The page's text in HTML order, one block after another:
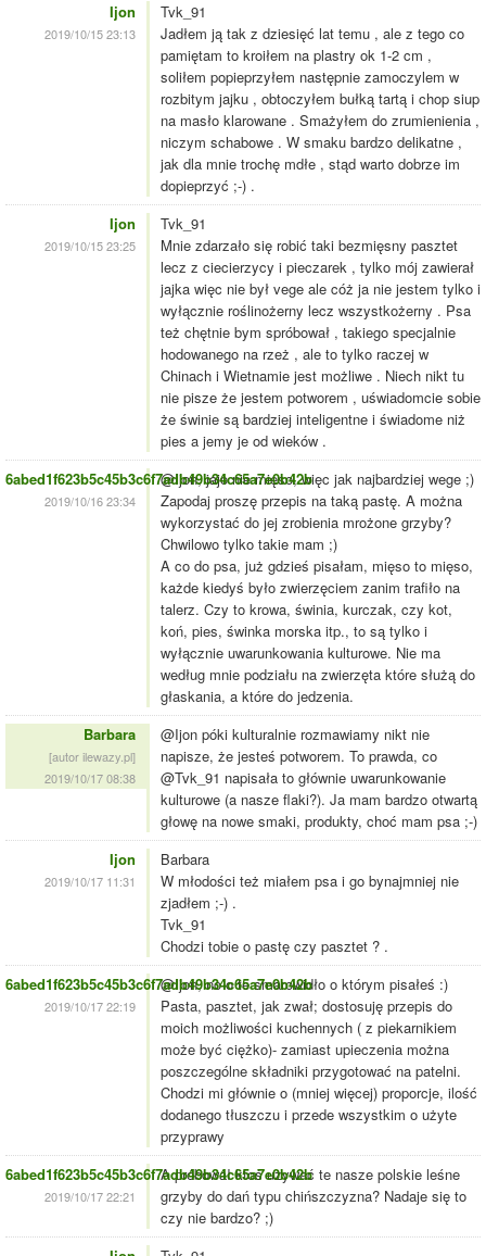
Ijon
2019/10/15 23:13
Tvk_91
Jadłem ją tak z dziesięć lat temu , ale z tego co
pamiętam to kroiłem na plastry ok 1-2 cm ,
soliłem popieprzyłem następnie zamoczylem w
rozbitym jajku , obtoczyłem bułką tartą i chop siup
na masło klarowane . Smażyłem do zrumienienia ,
niczym schabowe . W smaku bardzo delikatne ,
jak dla mnie trochę mdłe , stąd warto dobrze im
dopieprzyć ;-) .
Ijon
2019/10/15 23:25
Tvk_91
Mnie zdarzało się robić taki bezmięsny pasztet
lecz z ciecierzycy i pieczarek , tylko mój zawierał
jajka więc nie był vege ale cóż ja nie jestem tylko i
wyłącznie roślinożerny lecz wszystkożerny . Psa
też chętnie bym spróbował , takiego specjalnie
hodowanego na rzeż , ale to tylko raczej w
Chinach i Wietnamie jest możliwe . Niech nikt tu
nie pisze że jestem potworem , uświadomcie sobie
że świnie są bardziej inteligentne i świadome niż
pies a jemy je od wieków .
6abed1f623b5c45b3c6f7adb49b34c65a7e0b42b
2019/10/16 23:34
@Ijon, jajo nie mięso, więc jak najbardziej wege ;)
Zapodaj proszę przepis na taką pastę. A można
wykorzystać do jej zrobienia mrożone grzyby?
Chwilowo tylko takie mam ;)
A co do psa, już gdzieś pisałam, mięso to mięso,
każde kiedyś było zwierzęciem zanim trafiło na
talerz. Czy to krowa, świnia, kurczak, czy kot,
koń, pies, świnka morska itp., to są tylko i
wyłącznie uwarunkowania kulturowe. Nie ma
według mnie podziału na zwierzęta które służą do
głaskania, a które do jedzenia.
Barbara
[autor ilewazy.pl]
2019/10/17 08:38
@Ijon póki kulturalnie rozmawiamy nikt nie
napisze, że jesteś potworem. To prawda, co
@Tvk_91 napisała to głównie uwarunkowanie
kulturowe (a nasze flaki?). Ja mam bardzo otwartą
głowę na nowe smaki, produkty, choć mam psa ;-)
Ijon
2019/10/17 11:31
Barbara
W młodości też miałem psa i go bynajmniej nie
zjadłem ;-) .
Tvk_91
Chodzi tobie o pastę czy pasztet ? .
6abed1f623b5c45b3c6f7adb49b34c65a7e0b42b
2019/10/17 22:19
@Ijon, no o te smarowidło o którym pisałeś :)
Pasta, pasztet, jak zwał; dostosuję przepis do
moich możliwości kuchennych ( z piekarnikiem
może być ciężko)- zamiast upieczenia można
poszczególne składniki przygotować na patelni.
Chodzi mi głównie o (mniej więcej) proporcje, ilość
dodanego tłuszczu i przede wszystkim o użyte
przyprawy
6abed1f623b5c45b3c6f7adb49b34c65a7e0b42b
2019/10/17 22:21
A próbował ktoś używać te nasze polskie leśne
grzyby do dań typu chińszczyzna? Nadaje się to
czy nie bardzo? ;)